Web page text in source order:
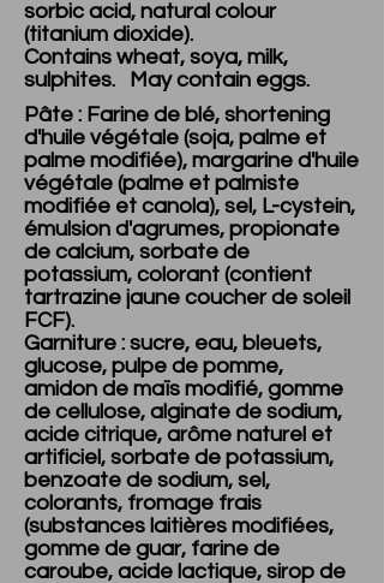
sorbic acid, natural colour
(titanium dioxide).
Contains wheat, soya, milk,
sulphites. May contain eggs.
Pâte : Farine de blé, shortening
d'huile végétale (soja, palme et
palme modifiée), margarine d'huile
végétale (palme et palmiste
modifiée et canola), sel, L-cystein,
émulsion d'agrumes, propionate
de calcium, sorbate de
potassium, colorant (contient
tartrazine jaune coucher de soleil
FCF).
Garniture : sucre, eau, bleuets,
glucose, pulpe de pomme,
amidon de maïs modifié, gomme
de cellulose, alginate de sodium,
acide citrique, arôme naturel et
artificiel, sorbate de potassium,
benzoate de sodium, sel,
colorants, fromage frais
(substances laitières modifiées,
gomme de guar, farine de
caroube, acide lactique, sirop de